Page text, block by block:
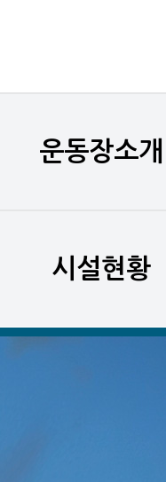
운동장소개
시설현황